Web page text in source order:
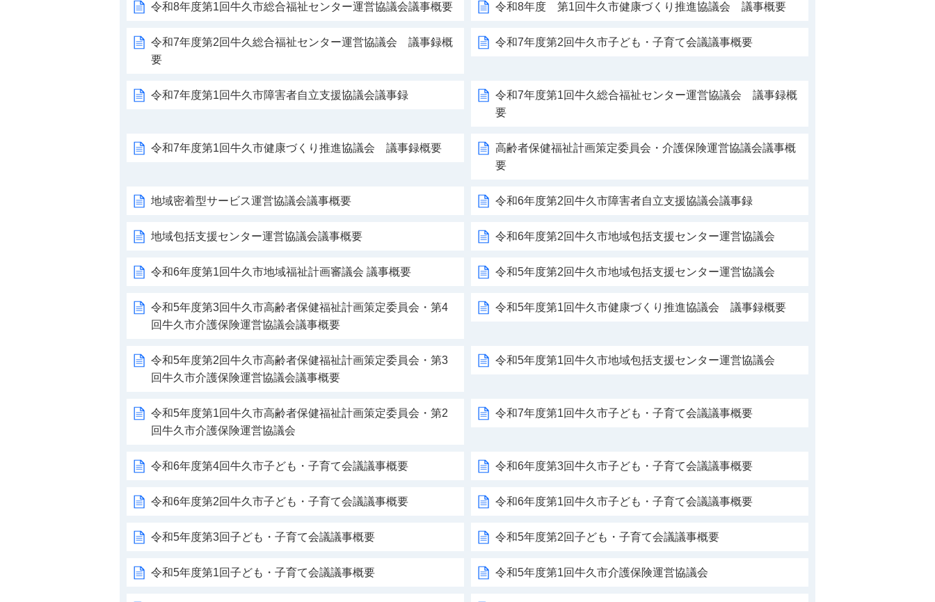
令和8年度第1回牛久市総合福祉センター運営協議会議事概要 令和8年度 第1回牛久市健康づくり推進協議会 議事概要
令和7年度第2回牛久総合福祉センター運営協議会 議事録概
要
令和7年度第2回牛久市子ども・子育て会議議事概要
令和7年度第1回牛久市障害者自立支援協議会議事録
令和7年度第1回牛久総合福祉センター運営協議会 議事録概
要
令和7年度第1回牛久市健康づくり推進協議会 議事録概要
高齢者保健福祉計画策定委員会・介護保険運営協議会議事概
要
地域密着型サービス運営協議会議事概要 令和6年度第2回牛久市障害者自立支援協議会議事録
地域包括支援センター運営協議会議事概要 令和6年度第2回牛久市地域包括支援センター運営協議会
令和6年度第1回牛久市地域福祉計画審議会 議事概要 令和5年度第2回牛久市地域包括支援センター運営協議会
令和5年度第3回牛久市高齢者保健福祉計画策定委員会・第4
回牛久市介護保険運営協議会議事概要
令和5年度第1回牛久市健康づくり推進協議会 議事録概要
令和5年度第2回牛久市高齢者保健福祉計画策定委員会・第3
回牛久市介護保険運営協議会議事概要
令和5年度第1回牛久市地域包括支援センター運営協議会
令和5年度第1回牛久市高齢者保健福祉計画策定委員会・第2
回牛久市介護保険運営協議会
令和7年度第1回牛久市子ども・子育て会議議事概要
令和6年度第4回牛久市子ども・子育て会議議事概要 令和6年度第3回牛久市子ども・子育て会議議事概要
令和6年度第2回牛久市子ども・子育て会議議事概要 令和6年度第1回牛久市子ども・子育て会議議事概要
令和5年度第3回子ども・子育て会議議事概要 令和5年度第2回子ども・子育て会議議事概要
令和5年度第1回子ども・子育て会議議事概要 令和5年度第1回牛久市介護保険運営協議会